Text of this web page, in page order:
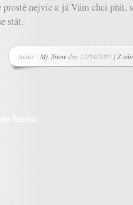
prostě nejvíc a já Vám chci přát,
stát.
Autor : Mj. Snowdne 12/24/2025 | Z
Entries